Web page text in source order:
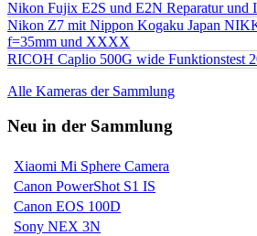
Nikon Fujix E2S und E2N Reparatur und
Nikon Z7 mit Nippon Kogaku Japan
f=35mm und XXXX
RICOH Caplio 500G wide Funktionstest
Alle Kameras der Sammlung
Neu in der Sammlung
Xiaomi Mi Sphere Camera
Canon PowerShot S1 IS
Canon EOS 100D
Sony NEX 3N